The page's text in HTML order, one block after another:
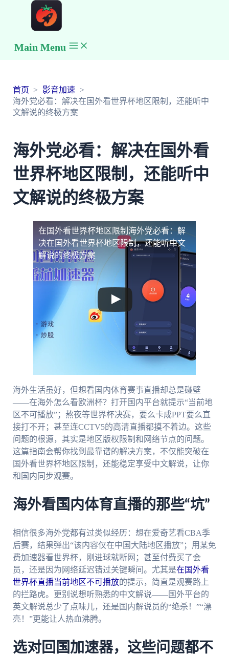
Main Menu
首页
影音加速
海外党必看：解决在国外看世界杯地区限制，还能听中
文解说的终极方案
海外党必看：解决在国外看
世界杯地区限制，还能听中
文解说的终极方案
在国外看世界杯地区限制 海外党必看：解
决在国外看世界杯地区限制，还能听中文
解说的终极方案
海外生活虽好，但想看国内体育赛事直播却总是碰壁
——在海外怎么看欧洲杯？打开国内平台就提示“当前地
区不可播放”；熬夜等世界杯决赛，要么卡成PPT要么直
接打不开；甚至连CCTV5的高清直播都摸不着边。这些
问题的根源，其实是地区版权限制和网络节点的问题。
这篇指南会帮你找到最靠谱的解决方案，不仅能突破在
国外看世界杯地区限制，还能稳定享受中文解说，让你
和国内同步观赛。
海外看国内体育直播的那些“坑”
相信很多海外党都有过类似经历：想在爱奇艺看CBA季
后赛，结果弹出“该内容仅在中国大陆地区播放”；用某免
费加速器看世界杯，刚进球就断网；甚至付费买了会
员，还是因为网络延迟错过关键瞬间。尤其是在国外看
世界杯直播当前地区不可播放的提示，简直是观赛路上
的拦路虎。更别说想听熟悉的中文解说——国外平台的
英文解说总少了点味儿，还是国内解说员的“绝杀！”“漂
亮！”更能让人热血沸腾。
选对回国加速器，这些问题都不